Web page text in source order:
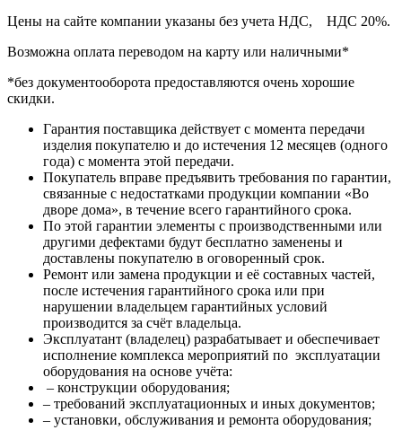
Цены на сайте компании указаны без учета НДС, НДС 20%.
Возможна оплата переводом на карту или наличными*
*без документооборота предоставляются очень хорошие
скидки.
Гарантия поставщика действует с момента передачи
изделия покупателю и до истечения 12 месяцев (одного
года) с момента этой передачи.
Покупатель вправе предъявить требования по гарантии,
связанные с недостатками продукции компании «Во
дворе дома», в течение всего гарантийного срока.
По этой гарантии элементы с производственными или
другими дефектами будут бесплатно заменены и
доставлены покупателю в оговоренный срок.
Ремонт или замена продукции и её составных частей,
после истечения гарантийного срока или при
нарушении владельцем гарантийных условий
производится за счёт владельца.
Эксплуатант (владелец) разрабатывает и обеспечивает
исполнение комплекса мероприятий по эксплуатации
оборудования на основе учёта:
– конструкции оборудования;
– требований эксплуатационных и иных документов;
– установки, обслуживания и ремонта оборудования;